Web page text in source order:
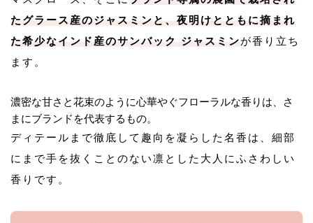
たグラース産のジャスミンと、夜明けとともに摘まれ
た希少なインド産のサンバック ジャスミンが香り立ち
ます。
濃密な甘さと花束のように心華やぐフローラルな香りは、さ
まにブランドを代表するもの。
ディテールまで徹底して趣向を凝らした名香は、細部
にまで手を抜くことのない凛とした大人にふさわしい
香りです。